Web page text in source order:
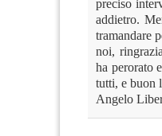
preciso
addietro.
tramandare
noi,
ha perorato
tutti, e buon
Angelo